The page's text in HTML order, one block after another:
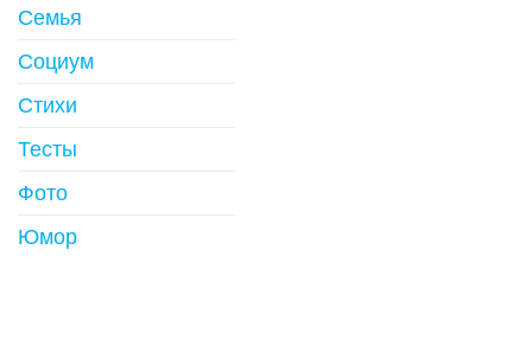
Семья
Социум
Стихи
Тесты
Фото
Юмор